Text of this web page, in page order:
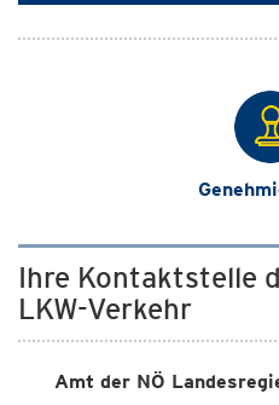
Ihre Kontaktstelle
LKW-Verkehr
Amt der NÖ